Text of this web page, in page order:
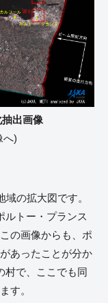
出画像
へ)
の拡大図です。
ルトー・プランス
の画像からも、ポ
あったことが分か
村で、ここでも同
す。